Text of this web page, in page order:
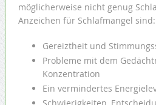
möglicherweise nicht genug
Anzeichen für Schlafmangel sind:
Gereiztheit und
Probleme mit dem
Konzentration
Ein vermindertes